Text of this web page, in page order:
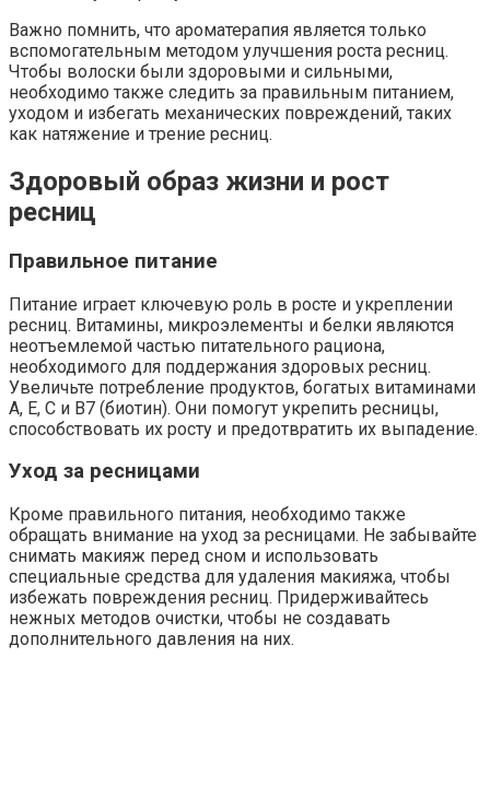
Важно помнить, что ароматерапия является только
вспомогательным методом улучшения роста ресниц.
Чтобы волоски были здоровыми и сильными,
необходимо также следить за правильным питанием,
уходом и избегать механических повреждений, таких
как натяжение и трение ресниц.
Здоровый образ жизни и рост
ресниц
Правильное питание
Питание играет ключевую роль в росте и укреплении
ресниц. Витамины, микроэлементы и белки являются
неотъемлемой частью питательного рациона,
необходимого для поддержания здоровых ресниц.
Увеличьте потребление продуктов, богатых витаминами
А, Е, С и В7 (биотин). Они помогут укрепить ресницы,
способствовать их росту и предотвратить их выпадение.
Уход за ресницами
Кроме правильного питания, необходимо также
обращать внимание на уход за ресницами. Не забывайте
снимать макияж перед сном и использовать
специальные средства для удаления макияжа, чтобы
избежать повреждения ресниц. Придерживайтесь
нежных методов очистки, чтобы не создавать
дополнительного давления на них.